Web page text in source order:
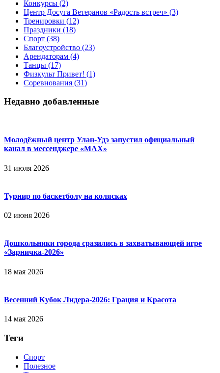
Конкурсы (2)
Центр Досуга Ветеранов «Радость встреч» (3)
Тренировки (12)
Праздники (18)
Спорт (38)
Благоустройство (23)
Арендаторам (4)
Танцы (17)
Физкульт Привет! (1)
Соревнования (31)
Недавно добавленные
Молодёжный центр Улан-Удэ запустил официальный
канал в мессенджере «МАХ»
31 июля 2026
Турнир по баскетболу на колясках
02 июня 2026
Дошкольники города сразились в захватывающей игре
«Зарничка‑2026»
18 мая 2026
Весенний Кубок Лидера-2026: Гpaция и Кpacoтa
14 мая 2026
Теги
Спорт
Полезное